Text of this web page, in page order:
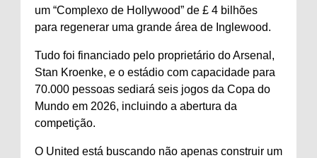
um “Complexo de Hollywood” de £ 4 bilhões
para regenerar uma grande área de Inglewood.
Tudo foi financiado pelo proprietário do Arsenal,
Stan Kroenke, e o estádio com capacidade para
70.000 pessoas sediará seis jogos da Copa do
Mundo em 2026, incluindo a abertura da
competição.
O United está buscando não apenas construir um